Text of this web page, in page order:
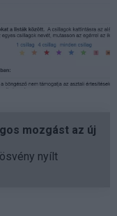
mozgást az új
nyílt